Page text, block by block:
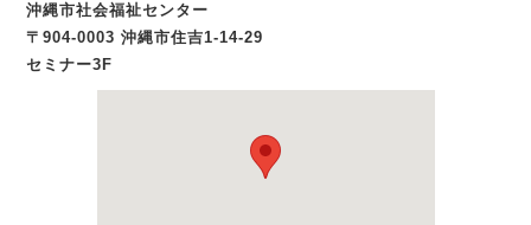
沖縄市社会福祉センター
〒904-0003 沖縄市住吉1-14-29
セミナー3F